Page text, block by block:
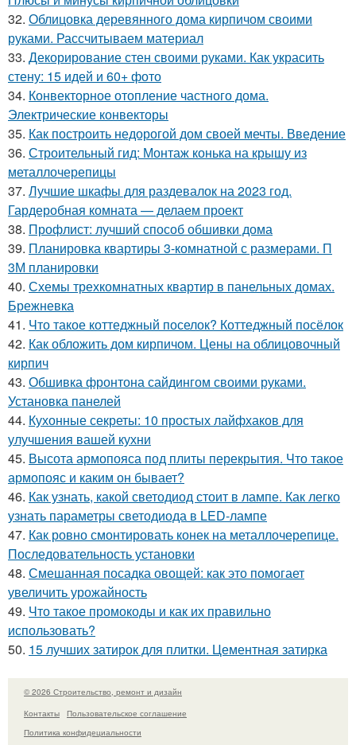
32. Облицовка деревянного дома кирпичом своими
руками. Рассчитываем материал
33. Декорирование стен своими руками. Как украсить
стену: 15 идей и 60+ фото
34. Конвекторное отопление частного дома.
Электрические конвекторы
35. Как построить недорогой дом своей мечты. Введение
36. Строительный гид: Монтаж конька на крышу из
металлочерепицы
37. Лучшие шкафы для раздевалок на 2023 год.
Гардеробная комната — делаем проект
38. Профлист: лучший способ обшивки дома
39. Планировка квартиры 3-комнатной с размерами. П
3М планировки
40. Схемы трехкомнатных квартир в панельных домах.
Брежневка
41. Что такое коттеджный поселок? Коттеджный посёлок
42. Как обложить дом кирпичом. Цены на облицовочный
кирпич
43. Обшивка фронтона сайдингом своими руками.
Установка панелей
44. Кухонные секреты: 10 простых лайфхаков для
улучшения вашей кухни
45. Высота армопояса под плиты перекрытия. Что такое
армопояс и каким он бывает?
46. Как узнать, какой светодиод стоит в лампе. Как легко
узнать параметры светодиода в LED-лампе
47. Как ровно смонтировать конек на металлочерепице.
Последовательность установки
48. Смешанная посадка овощей: как это помогает
увеличить урожайность
49. Что такое промокоды и как их правильно
использовать?
50. 15 лучших затирок для плитки. Цементная затирка
© 2026 Строительство, ремонт и дизайн
Контакты
Пользовательское соглашение
Политика конфидециальности